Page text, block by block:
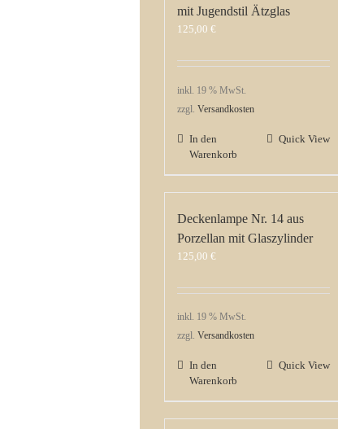
mit Jugendstil Ätzglas
125,00 €
inkl. 19 % MwSt.
zzgl. Versandkosten
In den
Warenkorb
Quick View
Deckenlampe Nr. 14 aus
Porzellan mit Glaszylinder
125,00 €
inkl. 19 % MwSt.
zzgl. Versandkosten
In den
Warenkorb
Quick View